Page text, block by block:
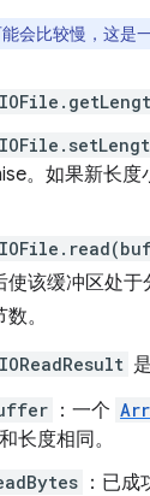
会比较慢，这是
。如果新长度
使该缓冲区处
。
：一个
长度相同。
：已成